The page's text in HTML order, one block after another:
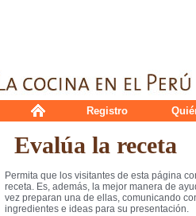
Registro
Evalúa la receta
Permita que los visitantes de esta página
receta. Es, además, la mejor manera de
vez preparan una de ellas, comunicando
ingredientes e ideas para su presentación.